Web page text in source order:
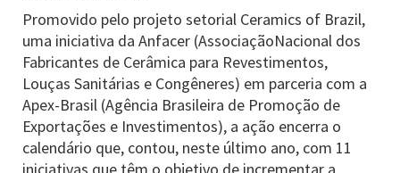
Promovido pelo projeto setorial Ceramics of Brazil,
uma iniciativa da Anfacer (AssociaçãoNacional dos
Fabricantes de Cerâmica para Revestimentos,
Louças Sanitárias e Congêneres) em parceria com a
Apex-Brasil (Agência Brasileira de Promoção de
Exportações e Investimentos), a ação encerra o
calendário que, contou, neste último ano, com 11